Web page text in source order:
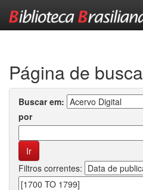
Página de busca
Buscar em:
por
Filtros correntes: